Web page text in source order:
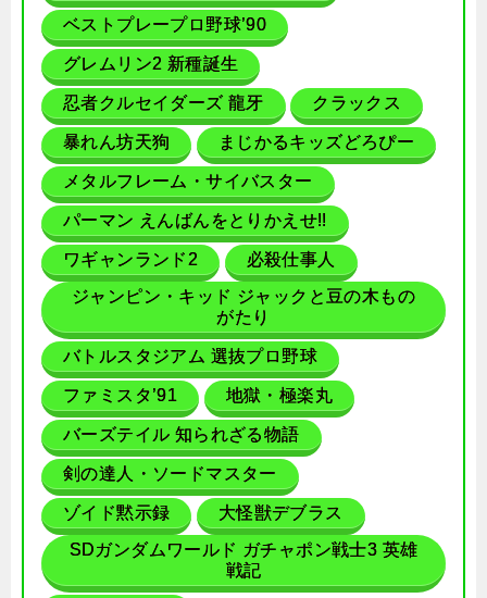
ベストプレープロ野球’90
グレムリン2 新種誕生
忍者クルセイダーズ 龍牙 クラックス
暴れん坊天狗 まじかるキッズどろぴー
メタルフレーム・サイバスター
パーマン えんばんをとりかえせ!!
ワギャンランド2
必殺仕事人
ジャンピン・キッド ジャックと豆の木もの
がたり
バトルスタジアム 選抜プロ野球
ファミスタ’91 地獄・極楽丸
バーズテイル 知られざる物語
剣の達人・ソードマスター
ゾイド黙示録
大怪獣デブラス
SDガンダムワールド ガチャポン戦士3 英雄
戦記